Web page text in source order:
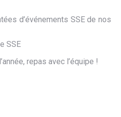
d’événements SSE de nos
SSE
repas avec l’équipe !